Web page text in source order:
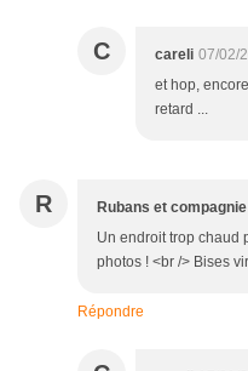
C careli 07/02/
et hop,
retard ...
R Rubans et compagnie
Un endroit trop chaud
photos ! <br /> Bises
Répondre